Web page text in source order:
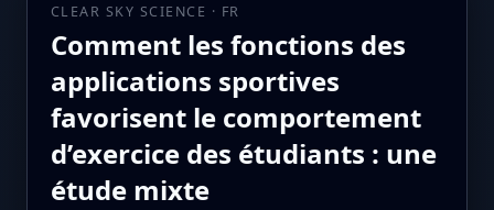
CLEAR SKY SCIENCE · FR
Comment les fonctions des
applications sportives
favorisent le comportement
d’exercice des étudiants : une
étude mixte